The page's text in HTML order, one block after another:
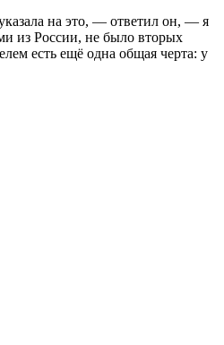
на это, — ответил он, — я
из России, не было вторых
есть ещё одна общая черта: у